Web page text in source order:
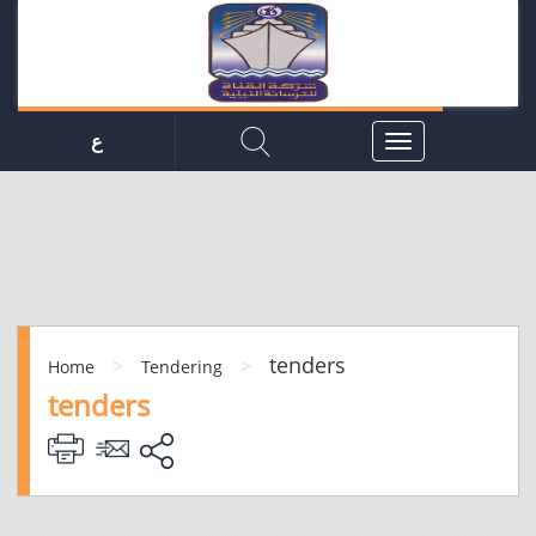
ع
Home > Tendering > tenders
tenders